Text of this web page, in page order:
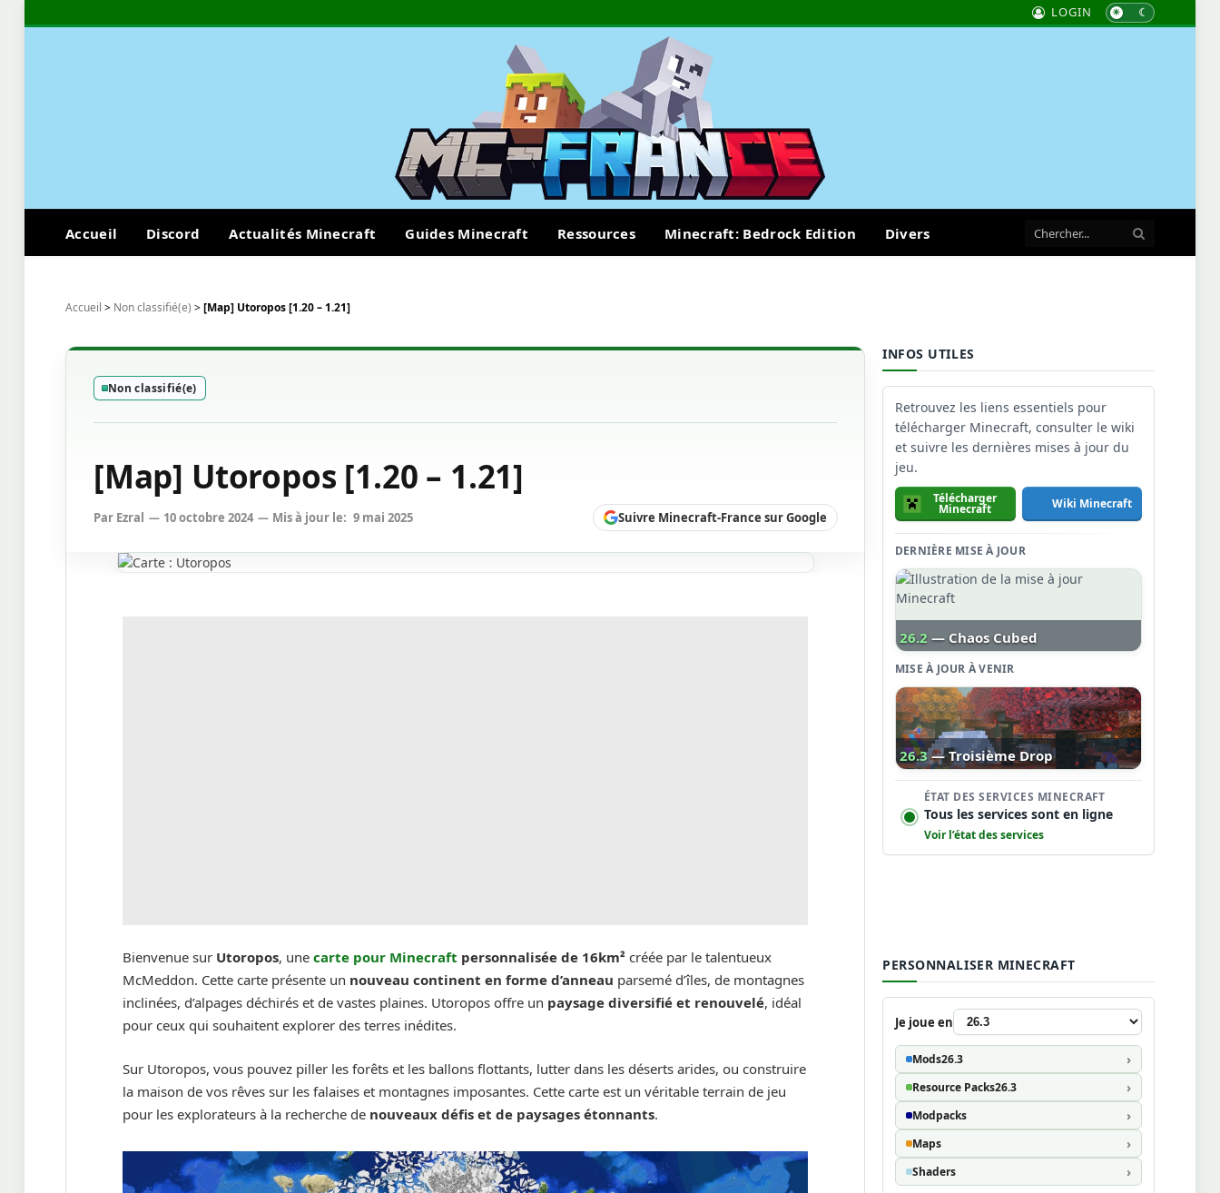
LOGIN
Accueil Discord Actualités Minecraft Guides Minecraft Ressources Minecraft: Bedrock Edition Divers
Accueil > Non classifié(e) >[Map] Utoropos [1.20 – 1.21]
Non classifié(e)
[Map] Utoropos [1.20 – 1.21]
Par Ezral 10 octobre 2024 Mis à jour le: 9 mai 2025 Suivre Minecraft-France sur Google
Bienvenue sur Utoropos, unecarte pour Minecraft personnalisée de 16km² créée par le talentueux
McMeddon. Cette carte présente un nouveau continent en forme d’anneau parsemé d’îles, de montagnes
inclinées, d’alpages déchirés et de vastes plaines. Utoropos offre un paysage diversifié et renouvelé, idéal
pour ceux qui souhaitent explorer des terres inédites.
Sur Utoropos, vous pouvez piller les forêts et les ballons flottants, lutter dans les déserts arides, ou construire
la maison de vos rêves sur les falaises et montagnes imposantes. Cette carte est un véritable terrain de jeu
pour les explorateurs à la recherche de nouveaux défis et de paysages étonnants.
INFOS UTILES
Retrouvez les liens essentiels pour
télécharger Minecraft, consulter le wiki
et suivre les dernières mises à jour du
jeu.
Télécharger
Minecraft Wiki Minecraft
DERNIÈRE MISE À JOUR
26.2 — Chaos Cubed
MISE À JOUR À VENIR
26.3 — Troisième Drop
ÉTAT DES SERVICES MINECRAFT
Tous les services sont en ligne
Voir l’état des services
PERSONNALISER MINECRAFT
Je joue en
Mods26.3
Resource Packs26.3
Modpacks
Maps
Shaders